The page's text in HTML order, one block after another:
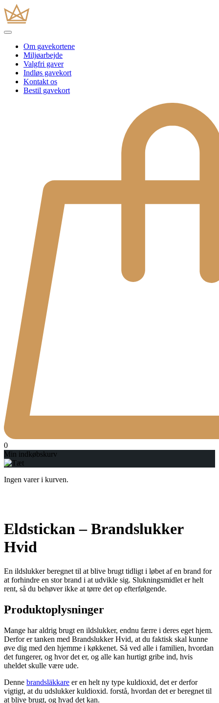
Om gavekortene
Miljøarbejde
Valgfri gaver
Indløs gavekort
Kontakt os
Bestil gavekort
0
Min indkøbskurv
Ingen varer i kurven.
Eldstickan – Brandslukker
Hvid
En ildslukker beregnet til at blive brugt tidligt i løbet af en brand for
at forhindre en stor brand i at udvikle sig. Slukningsmidlet er helt
rent, så du behøver ikke at tørre det op efterfølgende.
Produktoplysninger
Mange har aldrig brugt en ildslukker, endnu færre i deres eget hjem.
Derfor er tanken med Brandslukker Hvid, at du faktisk skal kunne
øve dig med den hjemme i køkkenet. Så ved alle i familien, hvordan
det fungerer, og hvor det er, og alle kan hurtigt gribe ind, hvis
uheldet skulle være ude.
Denne brandsläkkare er en helt ny type kuldioxid, det er derfor
vigtigt, at du udslukker kuldioxid. forstå, hvordan det er beregnet til
at blive brugt, og hvad det kan.